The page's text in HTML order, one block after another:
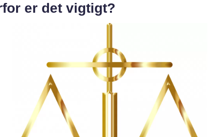
er det vigtigt?